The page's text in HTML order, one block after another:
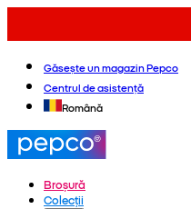
Găsește un magazin Pepco
Centrul de asistență
Română
Broșură
Colecții